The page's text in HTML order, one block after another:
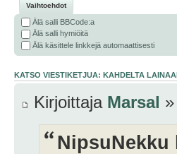
Vaihtoehdot
Älä salli BBCode:a
Älä salli hymiöitä
Älä käsittele linkkejä automaattisesti
KATSO VIESTIKETJUA: KAHDELTA
Kirjoittaja Marsal